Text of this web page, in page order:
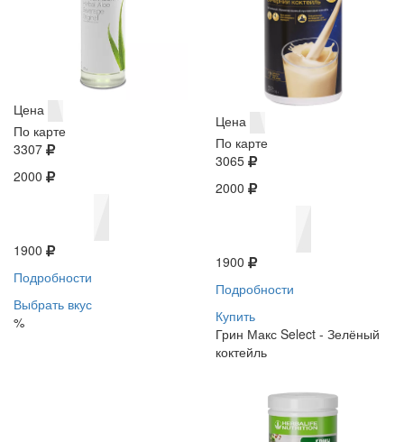
Цена
По карте
3307
2000
1900
Подробности
Выбрать вкус
%
Цена
По карте
3065
2000
1900
Подробности
Купить
Грин Макс Select - Зелёный
коктейль